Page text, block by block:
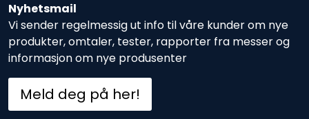
Nyhetsmail
Vi sender regelmessig ut info til våre kunder om nye
produkter, omtaler, tester, rapporter fra messer og
informasjon om nye produsenter
Meld deg på her!